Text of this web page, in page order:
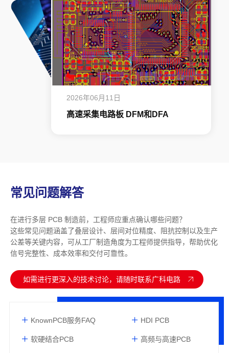
2026年06月11日
高速采集电路板 DFM和DFA
常见问题解答
在进行多层 PCB 制造前，工程师应重点确认哪些问题？
这些常见问题涵盖了叠层设计、层间对位精度、阻抗控制以及生产
公差等关键内容，可从工厂制造角度为工程师提供指导，帮助优化
信号完整性、成本效率和交付可靠性。
如需进行更深入的技术讨论，请随时联系广科电路
KnownPCB服务FAQ HDI PCB
软硬结合PCB 高频与高速PCB